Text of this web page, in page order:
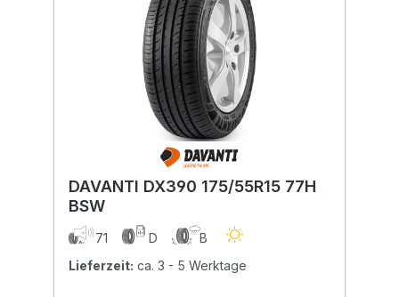
DAVANTI DX390 175/55R15 77H
BSW
71 D
B
Lieferzeit: ca. 3 - 5 Werktage